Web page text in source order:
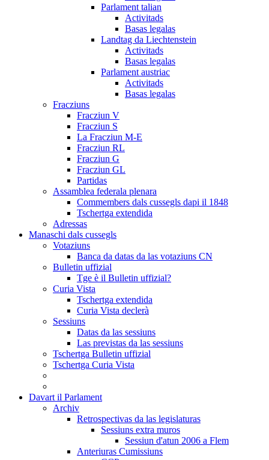
Parlament talian
Activitads
Basas legalas
Landtag da Liechtenstein
Activitads
Basas legalas
Parlament austriac
Activitads
Basas legalas
Fracziuns
Fracziun V
Fracziun S
La Fracziun M-E
Fracziun RL
Fracziun G
Fracziun GL
Partidas
Assamblea federala plenara
Commembers dals cussegls dapi il 1848
Tschertga extendida
Adressas
Manaschi dals cussegls
Votaziuns
Banca da datas da las votaziuns CN
Bulletin uffizial
Tge è il Bulletin uffizial?
Curia Vista
Tschertga extendida
Curia Vista declerà
Sessiuns
Datas da las sessiuns
Las previstas da las sessiuns
Tschertga Bulletin uffizial
Tschertga Curia Vista
Davart il Parlament
Archiv
Retrospectivas da las legislaturas
Sessiuns extra muros
Sessiun d'atun 2006 a Flem
Anteriuras Cumissiuns